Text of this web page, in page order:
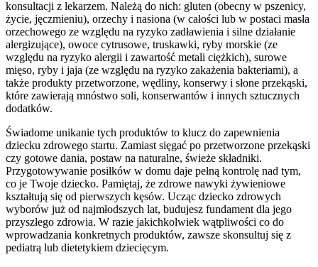
konsultacji z lekarzem. Należą do nich: gluten (obecny w pszenicy,
życie, jęczmieniu), orzechy i nasiona (w całości lub w postaci masła
orzechowego ze względu na ryzyko zadławienia i silne działanie
alergizujące), owoce cytrusowe, truskawki, ryby morskie (ze
względu na ryzyko alergii i zawartość metali ciężkich), surowe
mięso, ryby i jaja (ze względu na ryzyko zakażenia bakteriami), a
także produkty przetworzone, wędliny, konserwy i słone przekąski,
które zawierają mnóstwo soli, konserwantów i innych sztucznych
dodatków.
Świadome unikanie tych produktów to klucz do zapewnienia
dziecku zdrowego startu. Zamiast sięgać po przetworzone przekąski
czy gotowe dania, postaw na naturalne, świeże składniki.
Przygotowywanie posiłków w domu daje pełną kontrolę nad tym,
co je Twoje dziecko. Pamiętaj, że zdrowe nawyki żywieniowe
kształtują się od pierwszych kęsów. Ucząc dziecko zdrowych
wyborów już od najmłodszych lat, budujesz fundament dla jego
przyszłego zdrowia. W razie jakichkolwiek wątpliwości co do
wprowadzania konkretnych produktów, zawsze skonsultuj się z
pediatrą lub dietetykiem dziecięcym.